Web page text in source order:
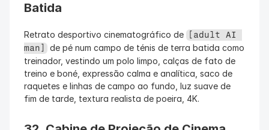
Batida
Retrato desportivo cinematográfico de
[adult AI
man] de pé num campo de ténis de terra batida como
treinador, vestindo um polo limpo, calças de fato de
treino e boné, expressão calma e analítica, saco de
raquetes e linhas de campo ao fundo, luz suave de
fim de tarde, textura realista de poeira, 4K.